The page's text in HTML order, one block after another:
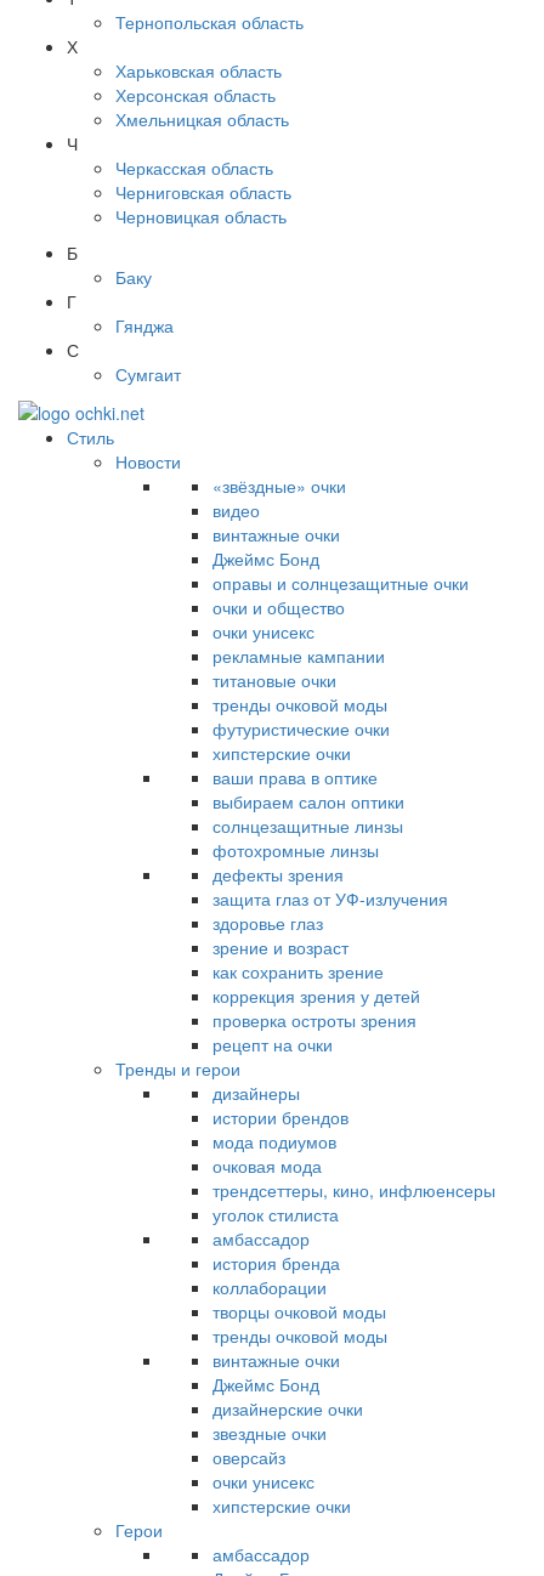
Тернопольская область
Х
Харьковская область
Херсонская область
Хмельницкая область
Ч
Черкасская область
Черниговская область
Черновицкая область
Б
Баку
Г
Гянджа
С
Сумгаит
Стиль
Новости
«звёздные» очки
видео
винтажные очки
Джеймс Бонд
оправы и солнцезащитные очки
очки и общество
очки унисекс
рекламные кампании
титановые очки
тренды очковой моды
футуристические очки
хипстерские очки
ваши права в оптике
выбираем салон оптики
солнцезащитные линзы
фотохромные линзы
дефекты зрения
защита глаз от УФ-излучения
здоровье глаз
зрение и возраст
как сохранить зрение
коррекция зрения у детей
проверка остроты зрения
рецепт на очки
Тренды и герои
дизайнеры
истории брендов
мода подиумов
очковая мода
трендсеттеры, кино, инфлюенсеры
уголок стилиста
амбассадор
история бренда
коллаборации
творцы очковой моды
тренды очковой моды
винтажные очки
Джеймс Бонд
дизайнерские очки
звездные очки
оверсайз
очки унисекс
хипстерские очки
Герои
амбассадор